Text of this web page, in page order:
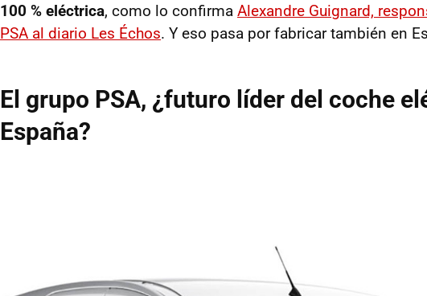
100 % eléctrica, como lo confirma Alexandre Guignard,
PSA al diario Les Échos. Y eso pasa por fabricar también en
El grupo PSA, ¿futuro líder del coche
España?